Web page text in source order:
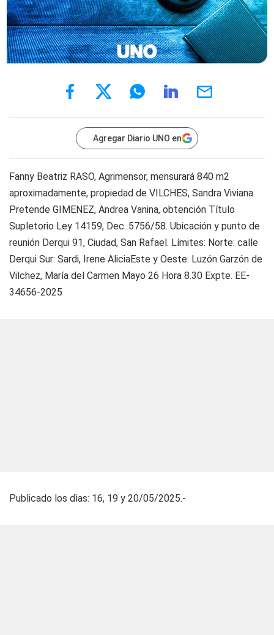
Agregar Diario UNO en
Fanny Beatriz RASO, Agrimensor, mensurará 840 m2
aproximadamente, propiedad de VILCHES, Sandra Viviana.
Pretende GIMENEZ, Andrea Vanina, obtención Título
Supletorio Ley 14159, Dec. 5756/58. Ubicación y punto de
reunión Derqui 91, Ciudad, San Rafael. Límites: Norte: calle
Derqui Sur: Sardi, Irene AliciaEste y Oeste: Luzón Garzón de
Vilchez, María del Carmen Mayo 26 Hora 8.30 Expte. EE-
34656-2025
Publicado los dìas: 16, 19 y 20/05/2025.-